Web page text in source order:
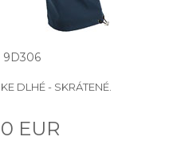
9D306
DLHÉ - SKRÁTENÉ.
EUR